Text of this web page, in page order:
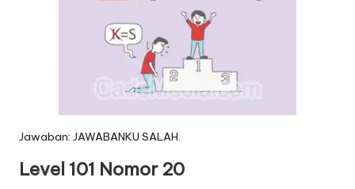
Jawaban: JAWABANKU SALAH.
Level 101 Nomor 20